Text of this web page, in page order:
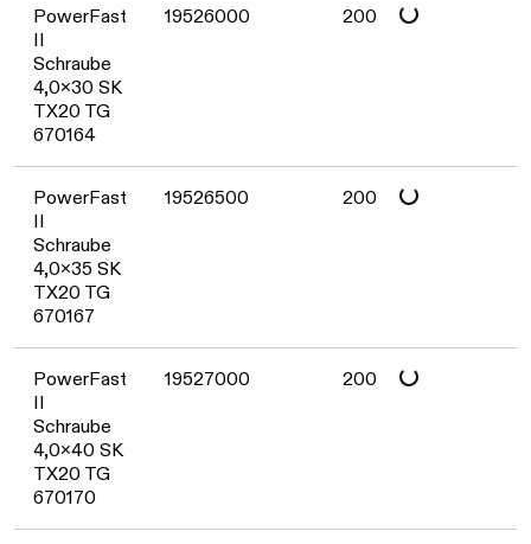
PowerFast
II
Schraube
4,0x30 SK
TX20 TG
670164
19526000 200
Daten werden geladen. Bitte warten...
PowerFast
II
Schraube
4,0x35 SK
TX20 TG
670167
19526500 200
Daten werden geladen. Bitte warten...
PowerFast
II
Schraube
4,0x40 SK
TX20 TG
670170
19527000 200
Daten werden geladen. Bitte warten...